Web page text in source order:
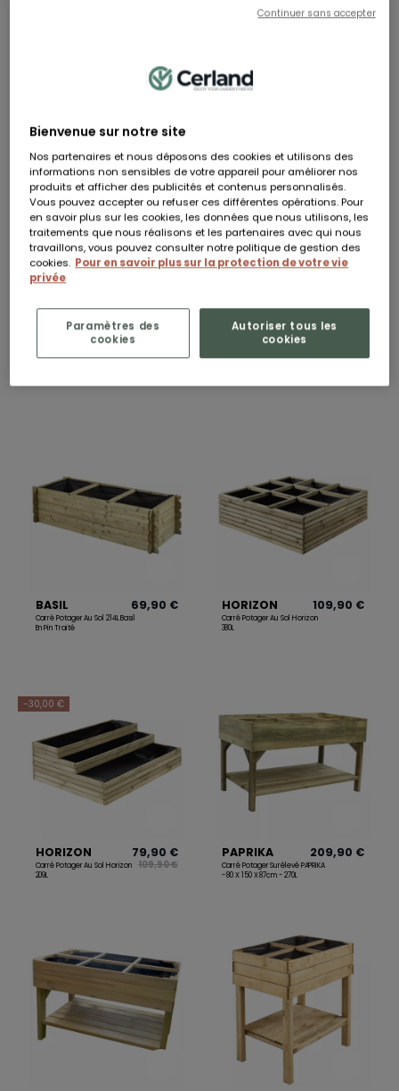
Carré Potager En Bois Avec
Treillis ANGELIC
ANGELIC 59,90 € BASIL 69,90 €
BASIL
Carré Potager Au Sol 214L Basil
En Pin Traité
69,90 € HORIZON
Carré Potager Au Sol Horizon
380L
109,90 €
HORIZON
Carré Potager Au Sol Horizon
209L
79,90 €
109,90 €
-30,00 €
PAPRIKA
Carré Potager Surélevé PAPRIKA
- 80 X 150 X 87cm - 270L
209,90 €
Bienvenue sur notre site
Nos partenaires et nous déposons des cookies et utilisons des
informations non sensibles de votre appareil pour améliorer nos
produits et afficher des publicités et contenus personnalisés.
Vous pouvez accepter ou refuser ces différentes opérations. Pour
en savoir plus sur les cookies, les données que nous utilisons, les
traitements que nous réalisons et les partenaires avec qui nous
travaillons, vous pouvez consulter notre politique de gestion des
cookies. Pour en savoir plus sur la protection de votre vie
privée
Autoriser tous les
cookies
Paramètres des
cookies
Continuer sans accepter